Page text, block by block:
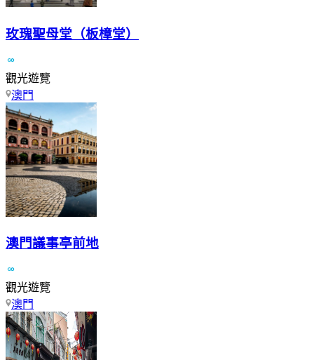
玫瑰聖母堂（板樟堂）
觀光遊覽
澳門
澳門議事亭前地
觀光遊覽
澳門